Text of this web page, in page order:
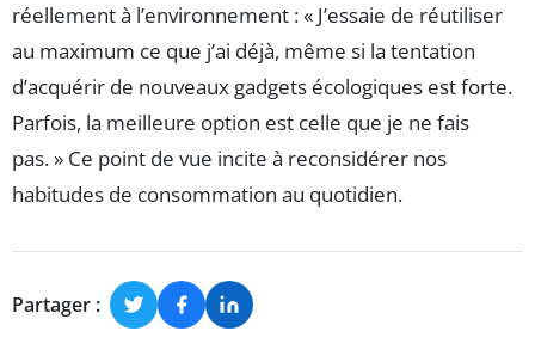
réellement à l’environnement : « J’essaie de réutiliser
au maximum ce que j’ai déjà, même si la tentation
d’acquérir de nouveaux gadgets écologiques est forte.
Parfois, la meilleure option est celle que je ne fais
pas. » Ce point de vue incite à reconsidérer nos
habitudes de consommation au quotidien.
Partager :